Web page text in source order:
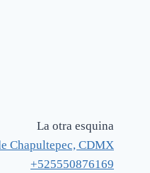
La otra esquina
Chapultepec, CDMX
+525550876169